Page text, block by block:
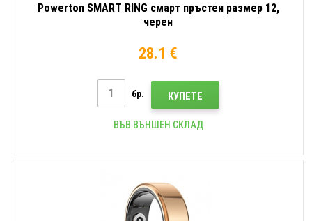
Powerton SMART RING смарт пръстен размер 12,
черен
28.1 €
бр. КУПЕТЕ
ВЪВ ВЪНШЕН СКЛАД